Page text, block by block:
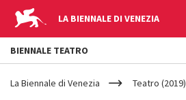
LA BIENNALE DI VENEZIA
YOUR
ARE
La Biennale di Venezia Teatro (2019)
BIENNALE TEATRO